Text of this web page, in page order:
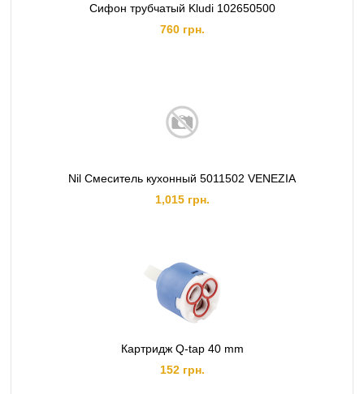
Сифон трубчатый Kludi 102650500
760 грн.
Nil Смеситель кухонный 5011502 VENEZIA
1,015 грн.
Картридж Q-tap 40 mm
152 грн.